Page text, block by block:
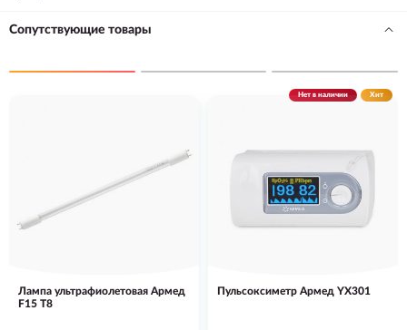
Сопутствующие товары
Лампа ультрафиолетовая Армед
F15 T8
Пульсоксиметр Армед YX301
Нет в наличии Хит